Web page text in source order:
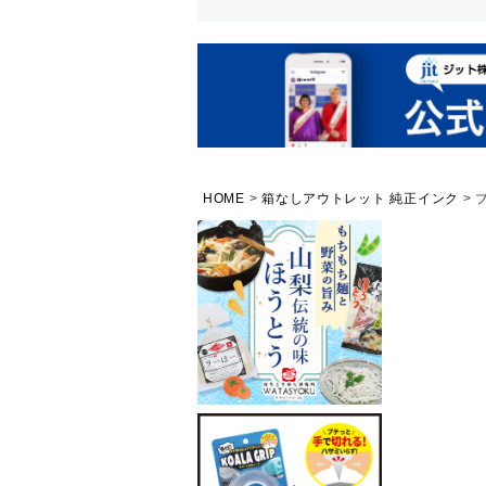
HOME 箱なしアウトレット 純正インク